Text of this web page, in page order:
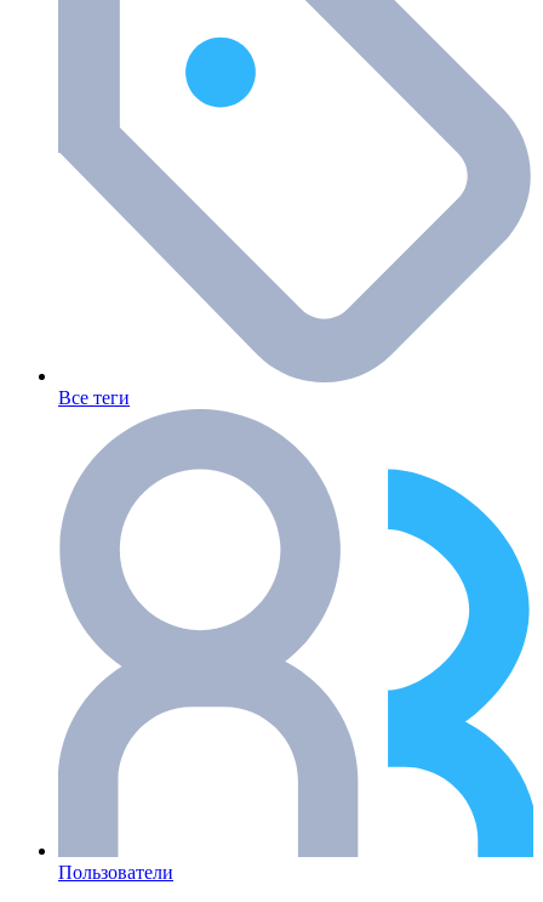
Все теги
Пользователи